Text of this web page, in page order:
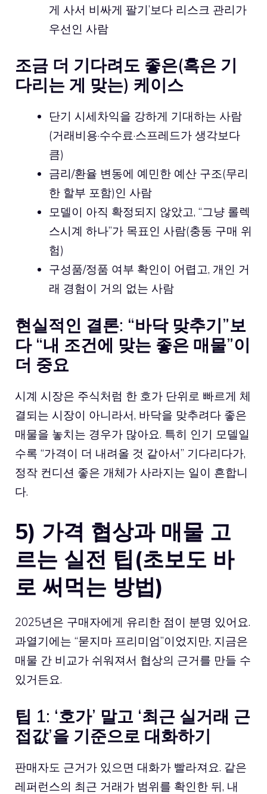
게 사서 비싸게 팔기’보다 리스크 관리가
우선인 사람
조금 더 기다려도 좋은(혹은 기
다리는 게 맞는) 케이스
단기 시세차익을 강하게 기대하는 사람
(거래비용·수수료·스프레드가 생각보다
큼)
금리/환율 변동에 예민한 예산 구조(무리
한 할부 포함)인 사람
모델이 아직 확정되지 않았고, “그냥 롤렉
스시계 하나”가 목표인 사람(충동 구매 위
험)
구성품/정품 여부 확인이 어렵고, 개인 거
래 경험이 거의 없는 사람
현실적인 결론: “바닥 맞추기”보
다 “내 조건에 맞는 좋은 매물”이
더 중요
시계 시장은 주식처럼 한 호가 단위로 빠르게 체
결되는 시장이 아니라서, 바닥을 맞추려다 좋은
매물을 놓치는 경우가 많아요. 특히 인기 모델일
수록 “가격이 더 내려올 것 같아서” 기다리다가,
정작 컨디션 좋은 개체가 사라지는 일이 흔합니
다.
5) 가격 협상과 매물 고
르는 실전 팁(초보도 바
로 써먹는 방법)
2025년은 구매자에게 유리한 점이 분명 있어요.
과열기에는 “묻지마 프리미엄”이었지만, 지금은
매물 간 비교가 쉬워져서 협상의 근거를 만들 수
있거든요.
팁 1: ‘호가’ 말고 ‘최근 실거래 근
접값’을 기준으로 대화하기
판매자도 근거가 있으면 대화가 빨라져요. 같은
레퍼런스의 최근 거래가 범위를 확인한 뒤, 내